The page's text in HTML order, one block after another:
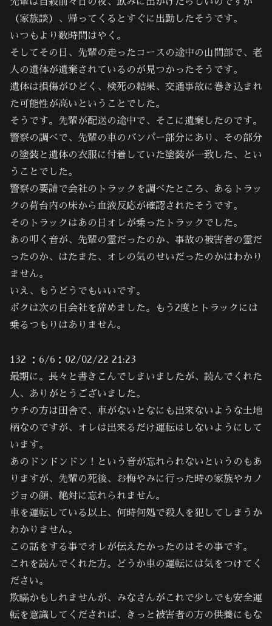
（家族談）、帰ってくるとすぐに出勤したそうです。
いつもより数時間はやく。
そしてその日、先輩の走ったコースの途中の山間部で、老
人の遺体が遺棄されているのが見つかったそうです。
遺体は損傷がひどく、検死の結果、交通事故に巻き込まれ
た可能性が高いということでした。
そうです。先輩が配送の途中で、そこに遺棄したのです。
警察の調べで、先輩の車のバンパー部分にあり、その部分
の塗装と遺体の衣服に付着していた塗装が一致した、とい
うことでした。
警察の要請で会社のトラックを調べたところ、あるトラッ
クの荷台内の床から血液反応が確認されたそうです。
そのトラックはあの日オレが乗ったトラックでした。
あの叩く音が、先輩の霊だったのか、事故の被害者の霊だ
ったのか、はたまた、オレの気のせいだったのかはわかり
ません。
いえ、もうどうでもいいです。
ボクは次の日会社を辞めました。もう2度とトラックには
乗るつもりはありません。
132 ：6/6：02/02/22 21:23
最期に。長々と書きこんでしまいましたが、読んでくれた
人、ありがとうございました。
ウチの方は田舎で、車がないとなにも出来ないような土地
柄なのですが、オレは出来るだけ運転はしないようにして
います。
あのドンドンドン！という音が忘れられないというのもあ
りますが、先輩の死後、お悔やみに行った時の家族やカノ
ジョの顔、絶対に忘れられません。
車を運転している以上、何時何処で殺人を犯してしまうか
わかりません。
この話をする事でオレが伝えたかったのはその事です。
これを読んでくれた方。どうか車の運転には気をつけてく
ださい。
欺瞞かもしれませんが、みなさんがこれで少しでも安全運
転を意識してくだされば、きっと被害者の方の供養にもな